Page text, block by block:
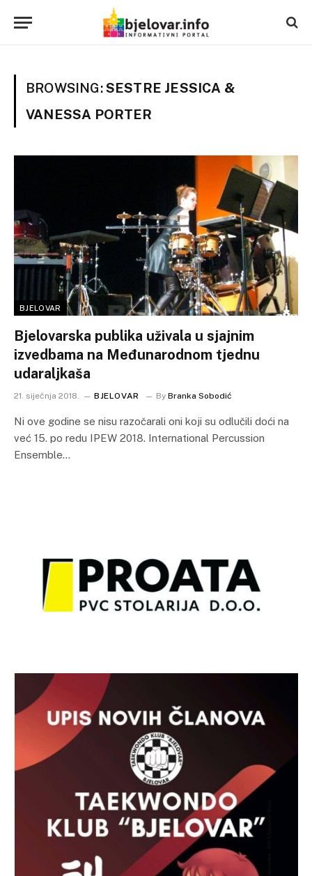
BROWSING:SESTRE JESSICA &
VANESSA PORTER
BJELOVAR
Bjelovarska publika uživala u sjajnim
izvedbama na Međunarodnom tjednu
udaraljkaša
21. siječnja 2018. BJELOVAR By Branka Sobodić
Ni ove godine se nisu razočarali oni koji su odlučili doći na
već 15. po redu IPEW 2018. International Percussion
Ensemble…